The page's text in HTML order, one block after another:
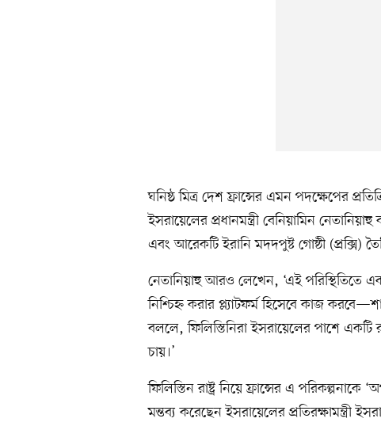
ঘনিষ্ঠ মিত্র দেশ ফ্রান্সের এমন পদক্ষেপের
ইসরায়েলের প্রধানমন্ত্রী বেনিয়ামিন
এবং আরেকটি ইরানি মদদপুষ্ট গোষ্ঠী (প্রক্সি)
নেতানিয়াহু আরও লেখেন, ‘এই পরিস্থিতিতে
নিশ্চিহ্ন করার প্ল্যাটফর্ম হিসেবে কাজ
বললে, ফিলিস্তিনিরা ইসরায়েলের পাশে একটি
চায়।’
ফিলিস্তিন রাষ্ট্র নিয়ে ফ্রান্সের এ
মন্তব্য করেছেন ইসরায়েলের প্রতিরক্ষামন্ত্রী